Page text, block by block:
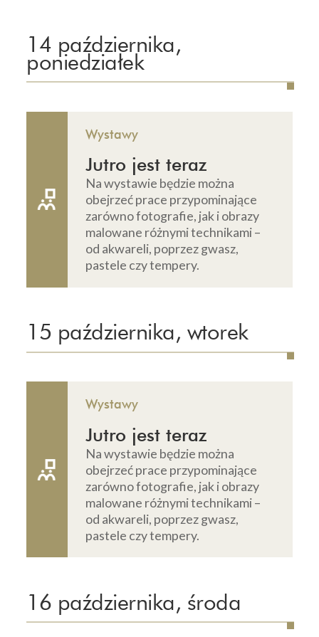
14 października,
poniedziałek
Wystawy
Jutro jest teraz
Na wystawie będzie można
obejrzeć prace przypominające
zarówno fotografie, jak i obrazy
malowane różnymi technikami –
od akwareli, poprzez gwasz,
pastele czy tempery.
15 października, wtorek
Wystawy
Jutro jest teraz
Na wystawie będzie można
obejrzeć prace przypominające
zarówno fotografie, jak i obrazy
malowane różnymi technikami –
od akwareli, poprzez gwasz,
pastele czy tempery.
16 października, środa